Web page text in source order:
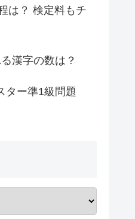
は？ 検定料もチ
漢字の数は？
ター準1級問題